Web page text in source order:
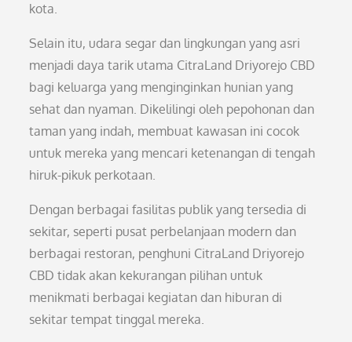
kota.
Selain itu, udara segar dan lingkungan yang asri
menjadi daya tarik utama CitraLand Driyorejo CBD
bagi keluarga yang menginginkan hunian yang
sehat dan nyaman. Dikelilingi oleh pepohonan dan
taman yang indah, membuat kawasan ini cocok
untuk mereka yang mencari ketenangan di tengah
hiruk-pikuk perkotaan.
Dengan berbagai fasilitas publik yang tersedia di
sekitar, seperti pusat perbelanjaan modern dan
berbagai restoran, penghuni CitraLand Driyorejo
CBD tidak akan kekurangan pilihan untuk
menikmati berbagai kegiatan dan hiburan di
sekitar tempat tinggal mereka.